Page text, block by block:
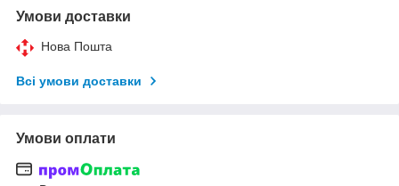
Умови доставки
Нова Пошта
Всі умови доставки
Умови оплати